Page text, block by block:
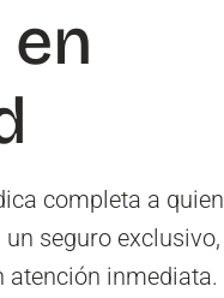
completa a
seguro exclusivo,
inmediata.